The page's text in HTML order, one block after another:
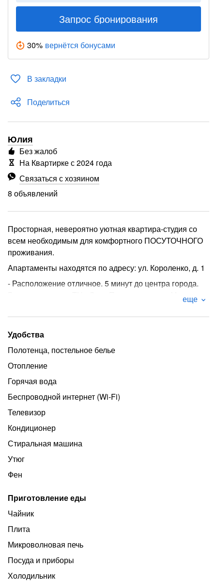
Запрос бронирования
30% вернётся бонусами
В закладки
Поделиться
Юлия
Связаться с хозяином
8 объявлений
Без жалоб
На Квартирке с 2024 года
Просторная, невероятно уютная квартира-студия со
всем необходимым для комфортного ПОСУТОЧНОГО
проживания.
Апартаменты находятся по адресу: ул. Короленко, д. 1
- Расположение отличное. 5 минут до центра города.
Рядом находится ТЦ «Сити Парк», стадион «Мордовия
- Мы всегда стараемся создать максимально
домашнюю атмосферу.
В распоряжении наших гостей:
-большая 2-х спальная кровать
- бесплатный WI-Fi
- ЖК Телевизор
- СВЧ печь
- чайник
- холодильник
- электроплита
- посуда
Установлен КОНДИЦИОНЕР!
Генеральная уборка проводится после КАЖДОГО
выезда.
еще
Удобства
Полотенца, постельное белье
Отопление
Горячая вода
Беспроводной интернет (Wi‑Fi)
Телевизор
Кондиционер
Стиральная машина
Утюг
Фен
Приготовление еды
Чайник
Плита
Микроволновая печь
Посуда и приборы
Холодильник